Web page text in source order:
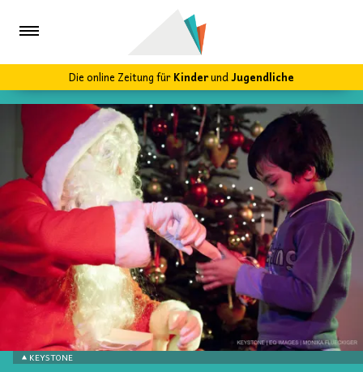
Die online Zeitung fürKinderundJugendliche
KEYSTONE